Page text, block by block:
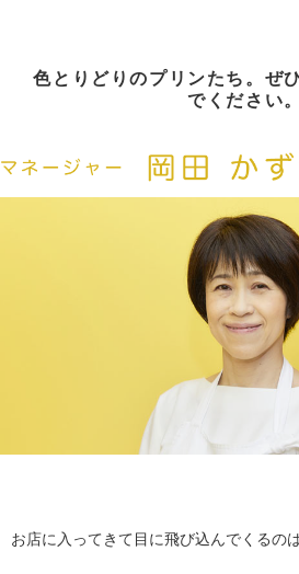
色とりどりのプリンたち。ぜ
でください。
お店に入ってきて目に飛び込んでくるの